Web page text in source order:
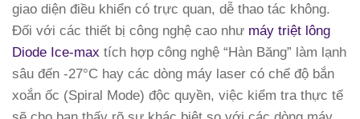
giao diện điều khiển có trực quan, dễ thao tác không.
Đối với các thiết bị công nghệ cao như máy triệt lông
Diode Ice-max tích hợp công nghệ “Hàn Băng” làm lạnh
sâu đến -27°C hay các dòng máy laser có chế độ bắn
xoắn ốc (Spiral Mode) độc quyền, việc kiểm tra thực tế